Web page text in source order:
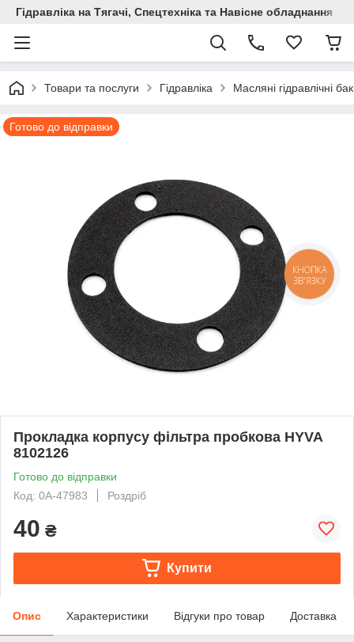
Гідравліка на Тягачі, Спецтехніка та Навісне обладнання
Товари та послуги Гідравліка Масляні гідравлічні
Готово до відправки
Прокладка корпусу фільтра пробкова HYVA
8102126
Готово до відправки
Код: 0А-47983
Роздріб
40 ₴
Купити
Опис Характеристики Відгуки про товар Доставка
КНОПКА
ЗВ'ЯЗКУ